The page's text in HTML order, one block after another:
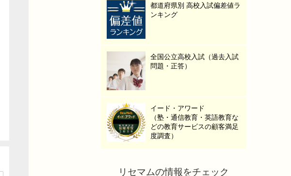
都道府県別 高校入試偏差値ラ
ンキング
全国公立高校入試（過去入試
問題・正答）
イード・アワード
（塾・通信教育・英語教育な
どの教育サービスの顧客満足
度調査）
リセマムの情報をチェック